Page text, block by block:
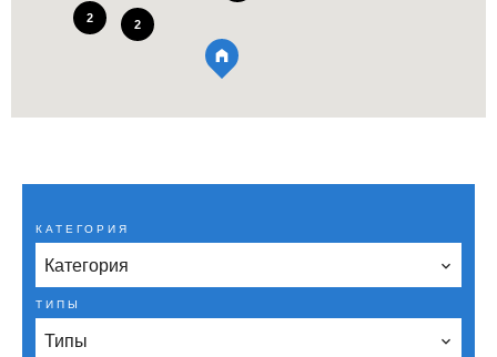
2
2
КАТЕГОРИЯ
Категория
ТИПЫ
Типы